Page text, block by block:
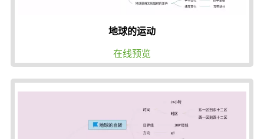
地球的运动
在线预览